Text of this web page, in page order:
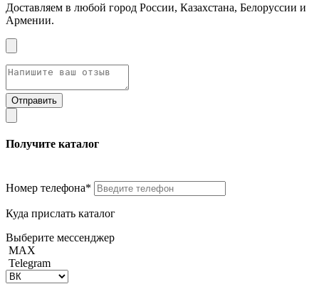
Доставляем в любой город России, Казахстана, Белоруссии и
Армении.
Получите каталог
Номер телефона*
Куда прислать каталог
Выберите мессенджер
MAX
Telegram